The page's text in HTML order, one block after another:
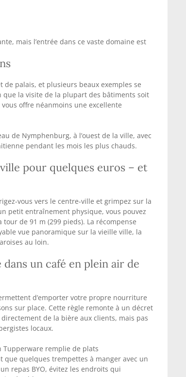
palais, et plusieurs beaux exemples se
offre néanmoins une excellente
de Nymphenburg, à l’ouest de la ville, avec
pendant les mois les plus chauds.
pour quelques euros – et
vous vers le centre-ville et grimpez sur la
petit entraînement physique, vous pouvez
vue panoramique sur la vieille ville, la
au loin.
un café en plein air de
d’emporter votre propre nourriture
de la bière aux clients, mais pas
locaux.